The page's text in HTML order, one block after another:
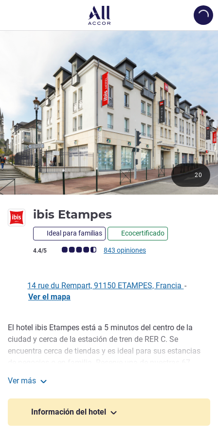
ibis Etampes
Ideal para familias Ecocertificado
Nota de clientes de Avis (Clasificación de ALL)
4.4/5 843 opiniones
20
14 rue du Rempart, 91150 ETAMPES, Francia -
Ver el mapa
Descripción
El hotel ibis Etampes está a 5 minutos del centro de la
ciudad y cerca de la estación de tren de RER C. Se
encuentra cerca de tiendas y es ideal para sus estancias
Relájese en el bar Rendez Vous. Hotel exclusivo para no
fumadores y con aparcamiento privado.
Venga a visitarnos, nuestro hotel está situado en una zona
Ver más
Información del hotel